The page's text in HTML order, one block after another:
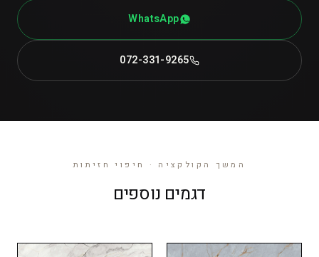
WhatsApp
072-331-9265
המשך הקולקציה · חיפוי חזיתות
דגמים נוספים